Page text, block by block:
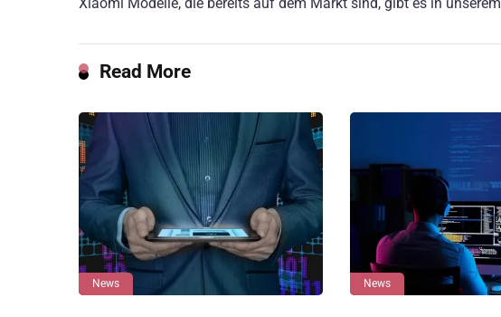
Read More
News News